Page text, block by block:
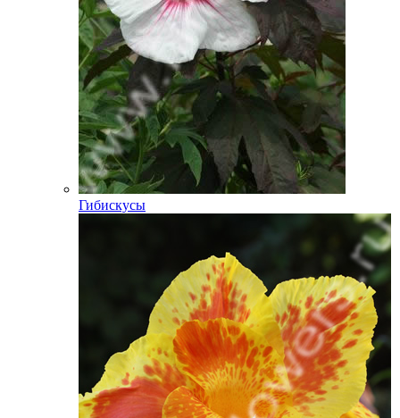
Гибискусы